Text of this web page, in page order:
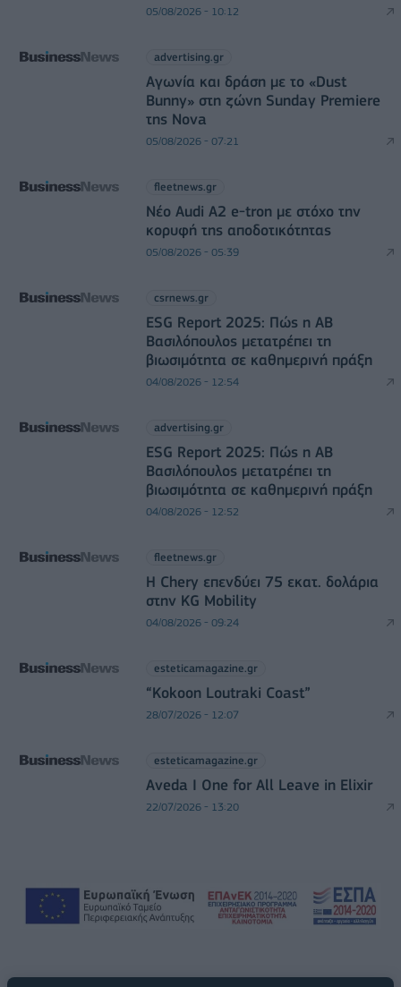
05/08/2026 - 10:12
advertising.gr
Αγωνία και δράση με το «Dust
Bunny» στη ζώνη Sunday Premiere
της Nova
05/08/2026 - 07:21
fleetnews.gr
Νέο Audi A2 e-tron με στόχο την
κορυφή της αποδοτικότητας
05/08/2026 - 05:39
csrnews.gr
ESG Report 2025: Πώς η ΑΒ
Βασιλόπουλος μετατρέπει τη
βιωσιμότητα σε καθημερινή πράξη
04/08/2026 - 12:54
advertising.gr
ESG Report 2025: Πώς η ΑΒ
Βασιλόπουλος μετατρέπει τη
βιωσιμότητα σε καθημερινή πράξη
04/08/2026 - 12:52
fleetnews.gr
Η Chery επενδύει 75 εκατ. δολάρια
στην KG Mobility
04/08/2026 - 09:24
esteticamagazine.gr
“Kokoon Loutraki Coast”
28/07/2026 - 12:07
esteticamagazine.gr
Aveda I One for All Leave in Elixir
22/07/2026 - 13:20